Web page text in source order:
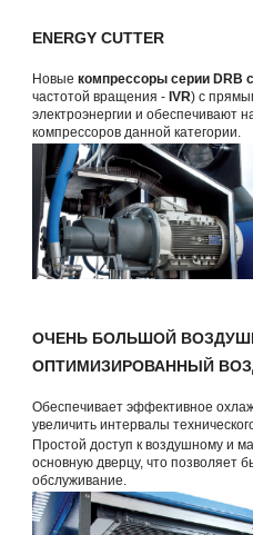
ENERGY CUTTER
Новые компрессоры серии DRB
частотой вращения - IVR) с
электроэнергии и обеспечивают
компрессоров данной категории.
ОЧЕНЬ БОЛЬШОЙ
ОПТИМИЗИРОВАННЫЙ
Обеспечивает эффективное
увеличить интервалы
Простой доступ к воздушному и
основную дверцу, что позволяет
обслуживание.